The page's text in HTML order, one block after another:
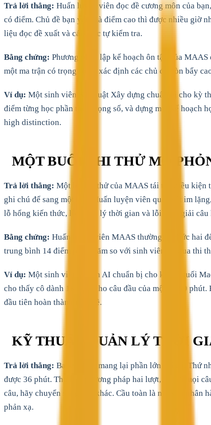
Trả lời thẳng: Huấn luyện viên đọc đề cương môn của
có điểm. Chủ đề bạn yếu mà điểm cao thì được nhiều giờ
liệu đọc đề xuất và các mốc tự kiểm tra.
Bằng chứng: Phương pháp lập kế hoạch ôn tập của
một ma trận có trọng số để xác định các chủ đề đòn bẩy
Ví dụ: Một sinh viên Kỹ thuật Xây dựng chuẩn bị cho kỳ
điểm từng học phần theo trọng số, và dựng một kế hoạch
high distinction.
MỘT BUỔI THI THỬ MÔ
Trả lời thẳng: Một bài thi thử của MAAS tái tạo điều kiện
ghi chú để sang một bên. Huấn luyện viên quan sát im
lỗ hổng kiến thức, lỗi quản lý thời gian và lỗi diễn giải câu
Bằng chứng: Huấn luyện viên MAAS thường tổ chức hai
trung bình 14 điểm phần trăm so với sinh viên bỏ qua thi
Ví dụ: Một sinh viên ngành AI chuẩn bị cho kỳ thi cuối
cho thấy cô dành 18 phút cho câu đầu của một đề 60
đầu tiên hoàn thành trọn đề.
KỸ THUẬT QUẢN LÝ THỜI
Trả lời thẳng: Ba kỹ thuật mang lại phần lớn giá trị. Thứ
được 36 phút. Thứ hai, phương pháp hai lượt, trả lời mọi
câu, hãy chuyển sang câu khác. Cầu toàn là nguyên
phản xạ.